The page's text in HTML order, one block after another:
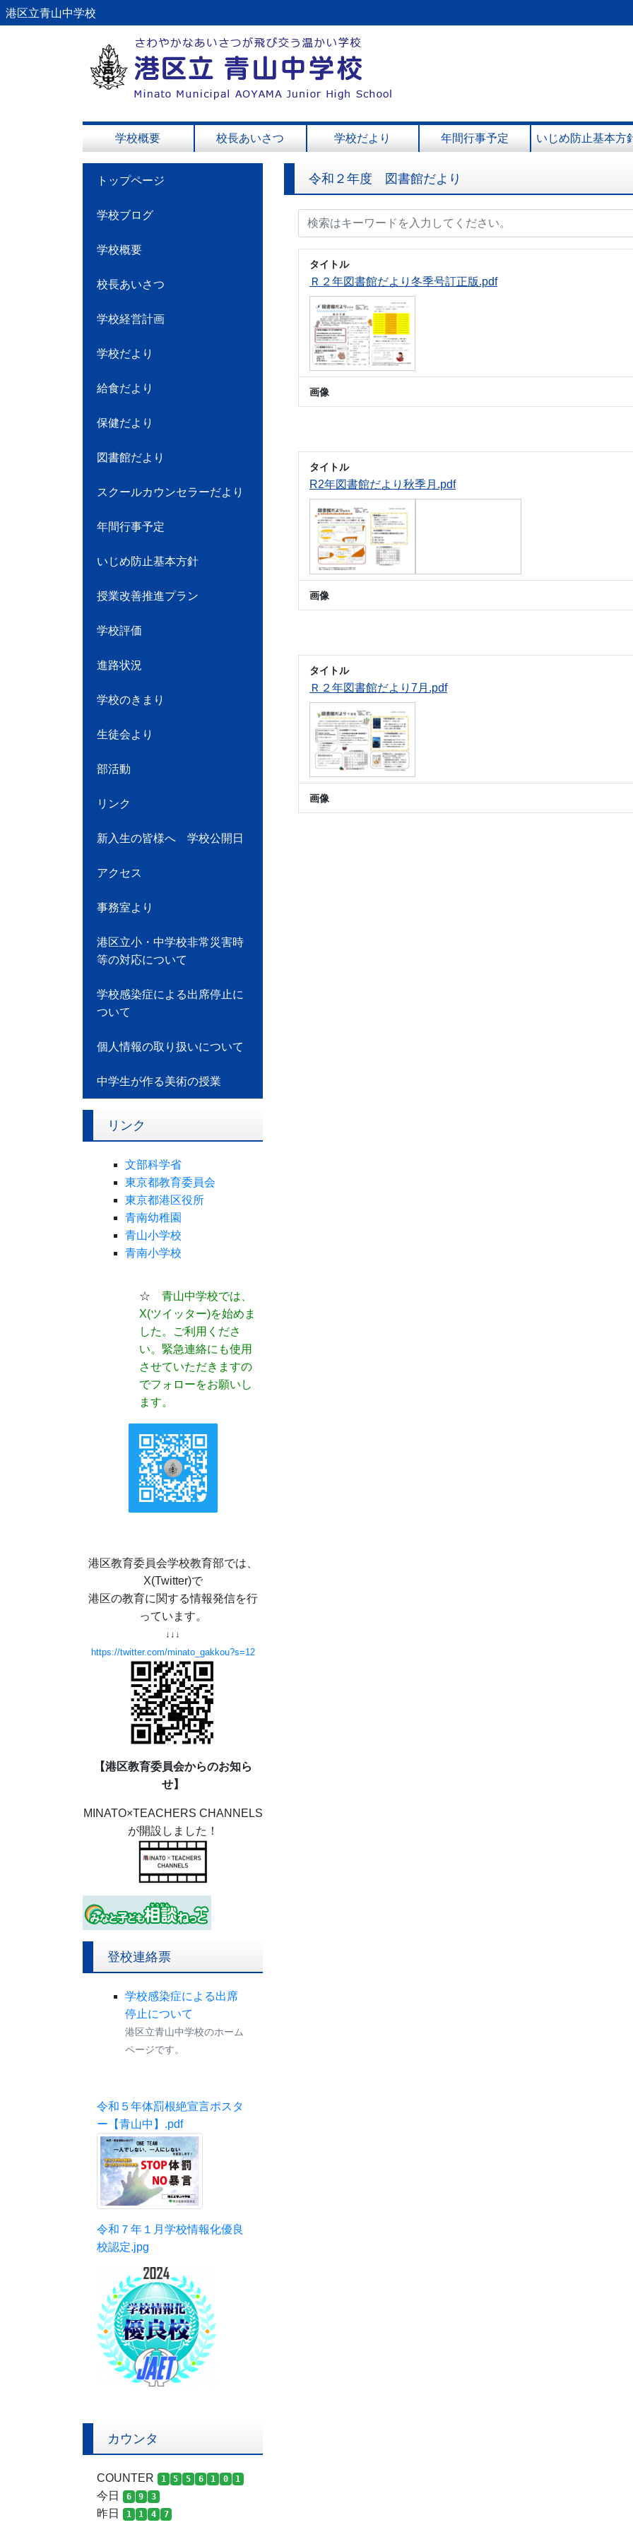
港区立青山中学校
学校概要 校長あいさつ 学校だより 年間行事予定 いじめ防止基本方
トップページ
学校ブログ
学校概要
校長あいさつ
学校経営計画
学校だより
給食だより
保健だより
図書館だより
スクールカウンセラーだより
年間行事予定
いじめ防止基本方針
授業改善推進プラン
学校評価
進路状況
学校のきまり
生徒会より
部活動
リンク
新入生の皆様へ 学校公開日
アクセス
事務室より
港区立小・中学校非常災害時
等の対応について
学校感染症による出席停止に
ついて
個人情報の取り扱いについて
中学生が作る美術の授業
リンク
文部科学省
東京都教育委員会
東京都港区役所
青南幼稚園
青山小学校
青南小学校
☆ 青山中学校では、
X(ツイッター)を始めま
した。ご利用くださ
い。緊急連絡にも使用
させていただきますの
でフォローをお願いし
ます。
港区教育委員会学校教育部では、
X(Twitter)で
港区の教育に関する情報発信を行
っています。
↓↓↓
https://twitter.com/minato_gakkou?s=12
【港区教育委員会からのお知ら
せ】
MINATO×TEACHERS CHANNELS
が開設しました！
登校連絡票
学校感染症による出席
停止について
港区立青山中学校のホーム
ページです。
令和５年体罰根絶宣言ポスタ
ー【青山中】.pdf
令和７年１月学校情報化優良
校認定.jpg
カウンタ
COUNTER 1 5 5 6 1 0 1
今日 6 9 3
昨日 1 1 4 7
令和２年度 図書館だより
タイトル
Ｒ２年図書館だより冬季号訂正版.pdf
画像
タイトル
R2年図書館だより秋季月.pdf
画像
タイトル
Ｒ２年図書館だより7月.pdf
画像